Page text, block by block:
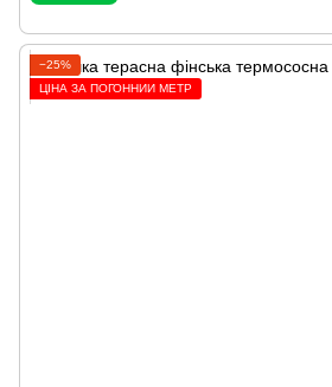
−25%
ЦІНА ЗА ПОГОННИЙ МЕТР